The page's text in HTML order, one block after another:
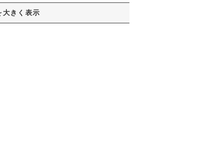
大きく表示